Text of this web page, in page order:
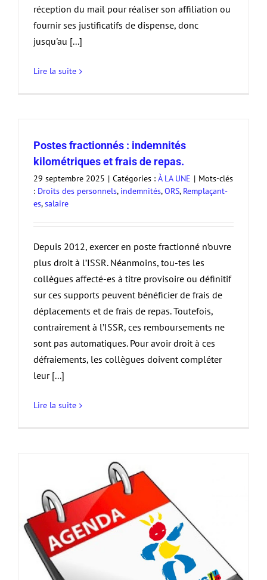
réception du mail pour réaliser son affiliation ou
fournir ses justificatifs de dispense, donc
jusqu'au [...]
Lire la suite
Postes fractionnés : indemnités
kilométriques et frais de repas.
29 septembre 2025 | Catégories : À LA UNE | Mots-clés
: Droits des personnels, indemnités,ORS, Remplaçant-
es,salaire
Depuis 2012, exercer en poste fractionné n’ouvre
plus droit à l’ISSR. Néanmoins, tou-tes les
collègues affecté-es à titre provisoire ou définitif
sur ces supports peuvent bénéficier de frais de
déplacements et de frais de repas. Toutefois,
contrairement à l’ISSR, ces remboursements ne
sont pas automatiques. Pour avoir droit à ces
défraiements, les collègues doivent compléter
leur [...]
Lire la suite